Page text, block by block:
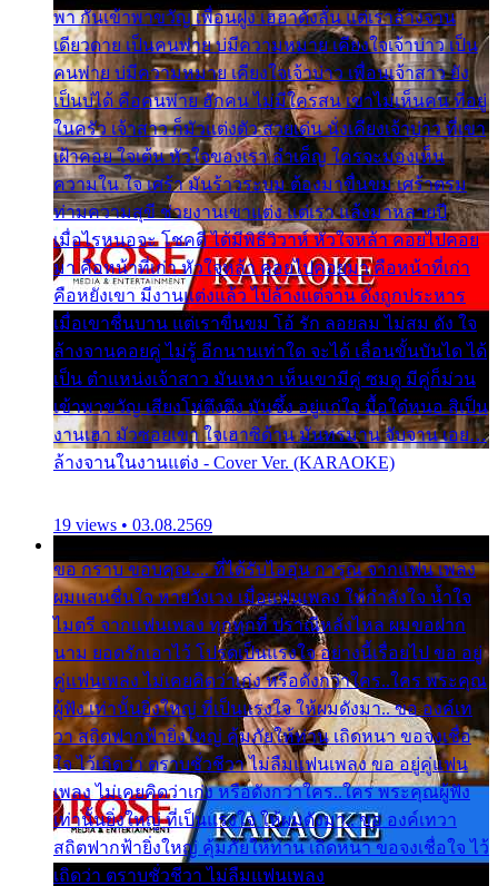
พา กันเข้าพาขวัญ เพื่อนฝูง เฮฮาดังลั่น แต่เราล้างจาน
เดียวดาย เป็นคนพ่าย บ่มีความหมาย เคียงใจเจ้าบ่าว เป็น
คนพ่าย บ่มีความหมาย เคียงใจเจ้าบ่าว เพื่อนเจ้าสาว ยัง
เป็นบ่ได้ คือคนพ่าย ฮักคน ไม่มีใครสน เขาไม่เห็นคน ที่อยู่
ในครัว เจ้าสาว ก็มัวแต่งตัว สวยเด่น นั่งเคียงเจ้าบ่าว ที่เขา
เฝ้าคอย ใจเต้น หัวใจของเรา ลำเค็ญ ใครจะมองเห็น
ความใน ใจ เศร้า มันร้าวระบม ต้องมาขื่นขม เศร้าตรม
ท่ามความสุขี ช่วยงานเขาแต่ง แต่เรา แล้งมาหลายปี
เมื่อไรหนอจะ โชคดี ได้มีพิธีวิวาห์ หัวใจหล้า คอยไปคอย
มา คือหน้าที่เก่า หัวใจหล้า คอยไปคอยมา คือหน้าที่เก่า
คือหยังเขา มีงานแต่งแล้ว ไปล้างแต่จาน ดั่งถูกประหาร
เมื่อเขาชื่นบาน แต่เราขื่นขม โอ้ รัก ลอยลม ไม่สม ดัง ใจ
ล้างจานคอยคู่ ไม่รู้ อีกนานเท่าใด จะได้ เลื่อนขั้นบันได ได้
เป็น ตำแหน่งเจ้าสาว มันเหงา เห็นเขามีคู่ ซมดู มีคู่ก็ม่วน
เข้าพาขวัญ เสียงโห่ตึงตึง มันซึ้ง อยู่แก่ใจ มื้อใด๋หนอ สิเป็น
งานเฮา มัวซอยเขา ใจเฮาซิด้าน มันทรมาน จับจาน เอย…
ล้างจานในงานแต่ง - Cover Ver. (KARAOKE)
19 views • 03.08.2569
ขอ กราบ ขอบคุณ.... ที่ได้รับไออุ่น การุณ จากแฟน เพลง
ผมแสนชื่นใจ หายวังเวง เมื่อแฟนเพลง ให้กำลังใจ น้ำใจ
ไมตรี จากแฟนเพลง ทุกทุกที่ ปราณีหลั่งไหล ผมขอฝาก
นาม ยอดรักเอาไว้ โปรดเป็นแรงใจ อย่างนี้เรื่อยไป ขอ อยู่
คู่แฟนเพลง ไม่เคยคิดว่าเก่ง หรือดังกว่าใคร..ใคร พระคุณ
ผู้ฟัง เท่านั้นยิ่งใหญ่ ที่เป็นแรงใจ ให้ผมดังมา.. ขอ องค์เท
วา สถิตฟากฟ้ายิ่งใหญ่ คุ้มภัยให้ท่าน เถิดหนา ขอจงเชื่อ
ใจ ไว้เถิดว่า ตราบชั่วชีวา ไม่ลืมแฟนเพลง ขอ อยู่คู่แฟน
เพลง ไม่เคยคิดว่าเก่ง หรือดังกว่าใคร..ใคร พระคุณผู้ฟัง
เท่านั้นยิ่งใหญ่ ที่เป็นแรงใจ ให้ผมดังมา.. ขอ องค์เทวา
สถิตฟากฟ้ายิ่งใหญ่ คุ้มภัยให้ท่าน เถิดหนา ขอจงเชื่อใจ ไว้
เถิดว่า ตราบชั่วชีวา ไม่ลืมแฟนเพลง